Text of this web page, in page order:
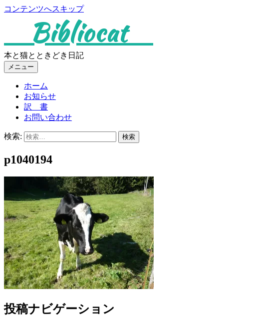
コンテンツへスキップ
Bibliocat
本と猫とときどき日記
メニュー
ホーム
お知らせ
訳 書
お問い合わせ
検索:
p1040194
投稿ナビゲーション